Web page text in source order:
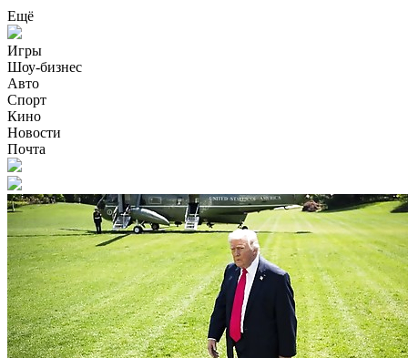
Ещё
Игры
Шоу-бизнес
Авто
Спорт
Кино
Новости
Почта